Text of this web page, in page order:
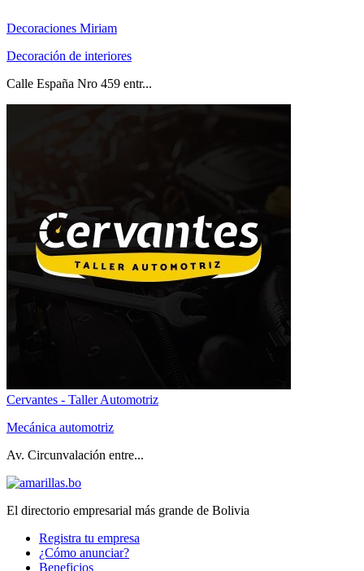
Decoraciones Miriam
Decoración de interiores
Calle España Nro 459 entr...
Cervantes - Taller Automotriz
Mecánica automotriz
Av. Circunvalación entre...
El directorio empresarial más grande de Bolivia
Registra tu empresa
¿Cómo anunciar?
Beneficios